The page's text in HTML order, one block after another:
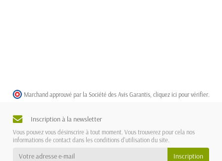
Marchand approuvé par la Société des Avis Garantis, cliquez ici pour vérifier
Inscription à la newsletter
Vous pouvez vous désinscrire à tout moment. Vous trouverez pour cela nos
informations de contact dans les conditions d'utilisation du site.